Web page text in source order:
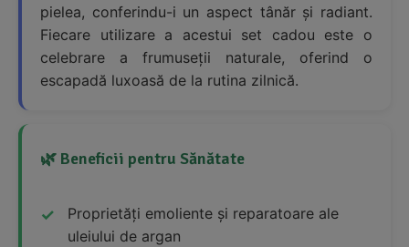
pielea, conferindu-i un aspect tânăr și radiant.
Fiecare utilizare a acestui set cadou este o
celebrare a frumuseții naturale, oferind o
escapadă luxoasă de la rutina zilnică.
🌿 Beneficii pentru Sănătate
Proprietăți emoliente și reparatoare ale
uleiului de argan